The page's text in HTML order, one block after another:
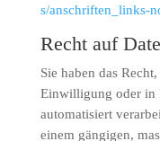
s/anschriften_links-
Recht auf
Sie haben das
Einwilligung oder in
automatisiert
einem gängigen,